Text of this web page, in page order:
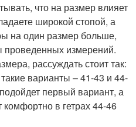
что на размер влияет
широкой стопой, а
на один размер больше,
проведенных измерений.
рассуждать стоит так:
варианты – 41-43 и 44-
первый вариант, а
комфортно в гетрах 44-46